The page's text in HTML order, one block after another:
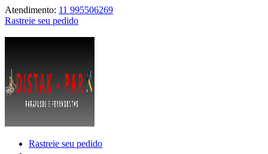
Atendimento: 11 995506269
Rastreie seu pedido
Rastreie seu pedido